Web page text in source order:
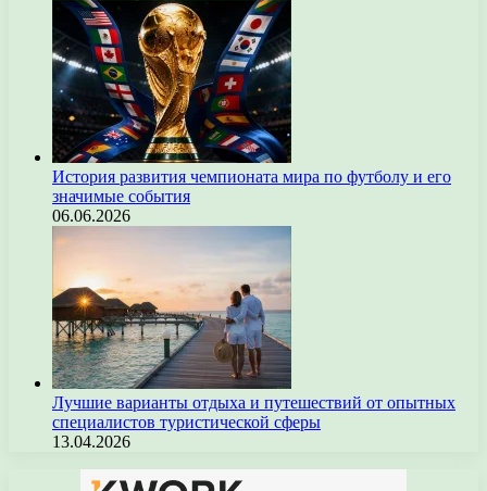
История развития чемпионата мира по футболу и его
значимые события
06.06.2026
Лучшие варианты отдыха и путешествий от опытных
специалистов туристической сферы
13.04.2026